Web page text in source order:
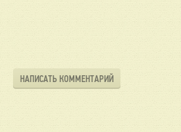
НАПИСАТЬ КОММЕНТАРИЙ